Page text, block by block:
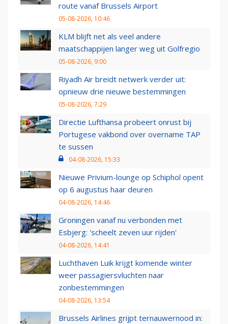
route vanaf Brussels Airport
05-08-2026, 10:46
KLM blijft net als veel andere
maatschappijen langer weg uit Golfregio
05-08-2026, 9:00
Riyadh Air breidt netwerk verder uit:
opnieuw drie nieuwe bestemmingen
05-08-2026, 7:29
Directie Lufthansa probeert onrust bij
Portugese vakbond over overname TAP
te sussen
04-08-2026, 15:33
Nieuwe Privium-lounge op Schiphol opent
op 6 augustus haar deuren
04-08-2026, 14:46
Groningen vanaf nu verbonden met
Esbjerg: 'scheelt zeven uur rijden'
04-08-2026, 14:41
Luchthaven Luik krijgt komende winter
weer passagiersvluchten naar
zonbestemmingen
04-08-2026, 13:54
Brussels Airlines grijpt ternauwernood in: